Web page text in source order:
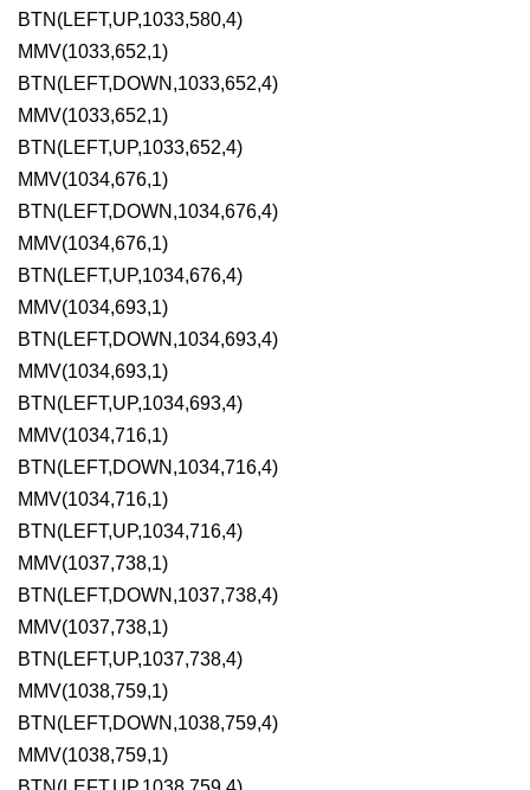
BTN(LEFT,UP,1033,580,4)
MMV(1033,652,1)
BTN(LEFT,DOWN,1033,652,4)
MMV(1033,652,1)
BTN(LEFT,UP,1033,652,4)
MMV(1034,676,1)
BTN(LEFT,DOWN,1034,676,4)
MMV(1034,676,1)
BTN(LEFT,UP,1034,676,4)
MMV(1034,693,1)
BTN(LEFT,DOWN,1034,693,4)
MMV(1034,693,1)
BTN(LEFT,UP,1034,693,4)
MMV(1034,716,1)
BTN(LEFT,DOWN,1034,716,4)
MMV(1034,716,1)
BTN(LEFT,UP,1034,716,4)
MMV(1037,738,1)
BTN(LEFT,DOWN,1037,738,4)
MMV(1037,738,1)
BTN(LEFT,UP,1037,738,4)
MMV(1038,759,1)
BTN(LEFT,DOWN,1038,759,4)
MMV(1038,759,1)